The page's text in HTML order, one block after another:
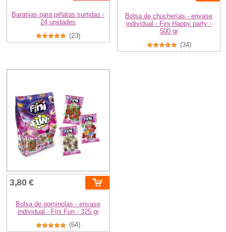
Baratijas para piñatas surtidas -
24 unidades
(23)
Bolsa de chucherías - envase
individual - Fini Happy party -
500 gr
(34)
3,80 €
Bolsa de gominolas - envase
individual - Fini Fun - 325 gr
(64)